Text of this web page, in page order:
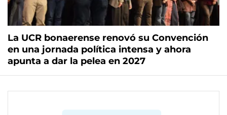
La UCR bonaerense renovó su Convención
en una jornada política intensa y ahora
apunta a dar la pelea en 2027